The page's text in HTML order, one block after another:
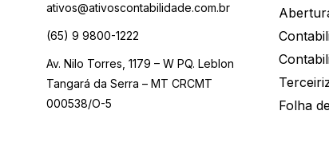
ativos@ativoscontabilidade.com.br
(65) 9 9800-1222
Av. Nilo Torres, 1179 – W PQ. Leblon
Tangará da Serra – MT CRCMT
000538/O-5
Folha